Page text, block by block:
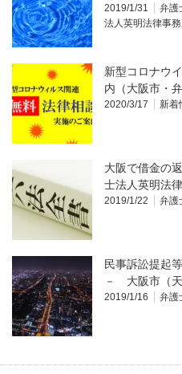
2019/1/31 弁護
法人英明法律事
新型コロナウ
内（大阪市・
2020/3/17 新着
大阪で借金の
士法人英明法
2019/1/22 弁護
民事訴訟提起
－ 大阪市（
2019/1/16 弁護